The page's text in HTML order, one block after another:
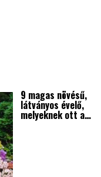
9 magas növésű,
látványos évelő,
melyeknek ott a…